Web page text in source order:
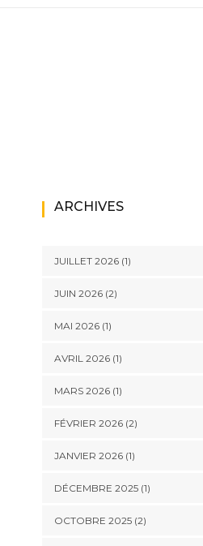
ARCHIVES
JUILLET 2026(1)
JUIN 2026(2)
MAI 2026(1)
AVRIL 2026(1)
MARS 2026(1)
FÉVRIER 2026(2)
JANVIER 2026(1)
DÉCEMBRE 2025(1)
OCTOBRE 2025(2)